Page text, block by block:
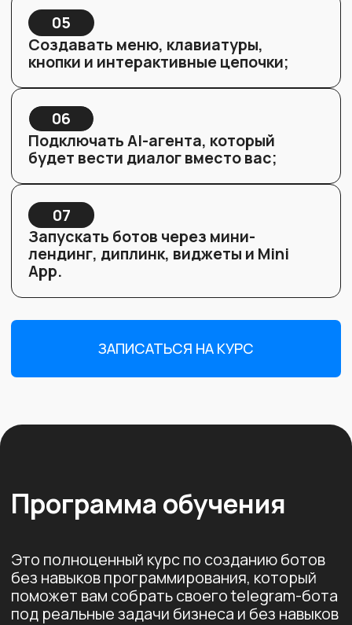
Урок 4. Работа с пользователями и
сегментацией
метки и сегментация;
макросы, поля, глобальные
рассылки и авторассылки.
Результат: умеете управлять базой
и отправлять персонализированные
сообщения.
конструкторе BotHelp
инструменты редактора;
чат-бот для лид-магнита;
чат-бот для сбора данных;
квиз-бот;
бот для проверки подписки на канал;
сценарий закрытого клуба;
бот для продажи уроков.
Результат:умеете создавать 6
задачи бизнеса.
Урок 6. Запуск telegram-бота
мини-лендинг;
запуск мини-приложения (Mini App).
Урок 7. Тестирование бота
что проверять перед запуском;
и избегаете технических проблем
Урок 8. AI-агент в Telegram-боте
что такое AI-агент;